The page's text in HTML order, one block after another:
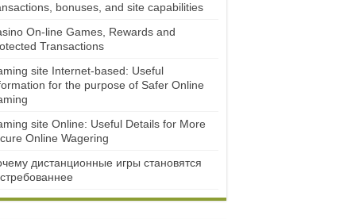
bonuses, and site capabilities
On-line Games, Rewards and
Transactions
site Internet-based: Useful
for the purpose of Safer Online
site Online: Useful Details for More
Online Wagering
дистанционные игры становятся